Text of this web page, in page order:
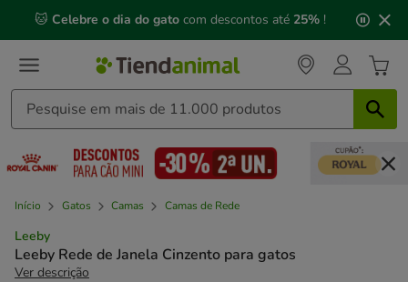
mensagem,
🐱 Celebre o dia do gato com descontos até 25% !
Início Gatos Camas Camas de Rede
Leeby
Leeby Rede de Janela Cinzento para gatos
Ver descrição